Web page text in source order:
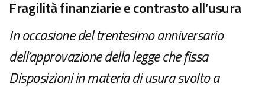
Fragilità finanziarie e contrasto all’usura
In occasione del trentesimo anniversario
dell’approvazione della legge che fissa
Disposizioni in materia di usura svolto a